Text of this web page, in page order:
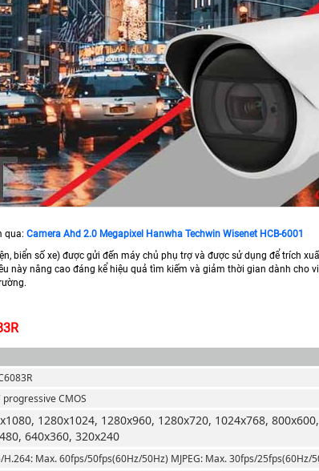
qua: Camera Ahd 2.0 Megapixel Hanwha Techwin Wisenet HCB-6001
biển số xe) được gửi đến máy chủ phụ trợ và được sử dụng để trích
này nâng cao đáng kể hiệu quả tìm kiếm và giảm thời gian dành cho
progressive CMOS
1280x1024, 1280x960, 1280x720, 1024x768,
640x360, 320x240
H.264: Max. 60fps/50fps(60Hz/50Hz) MJPEG: Max. 30fps/25fps(60Hz/